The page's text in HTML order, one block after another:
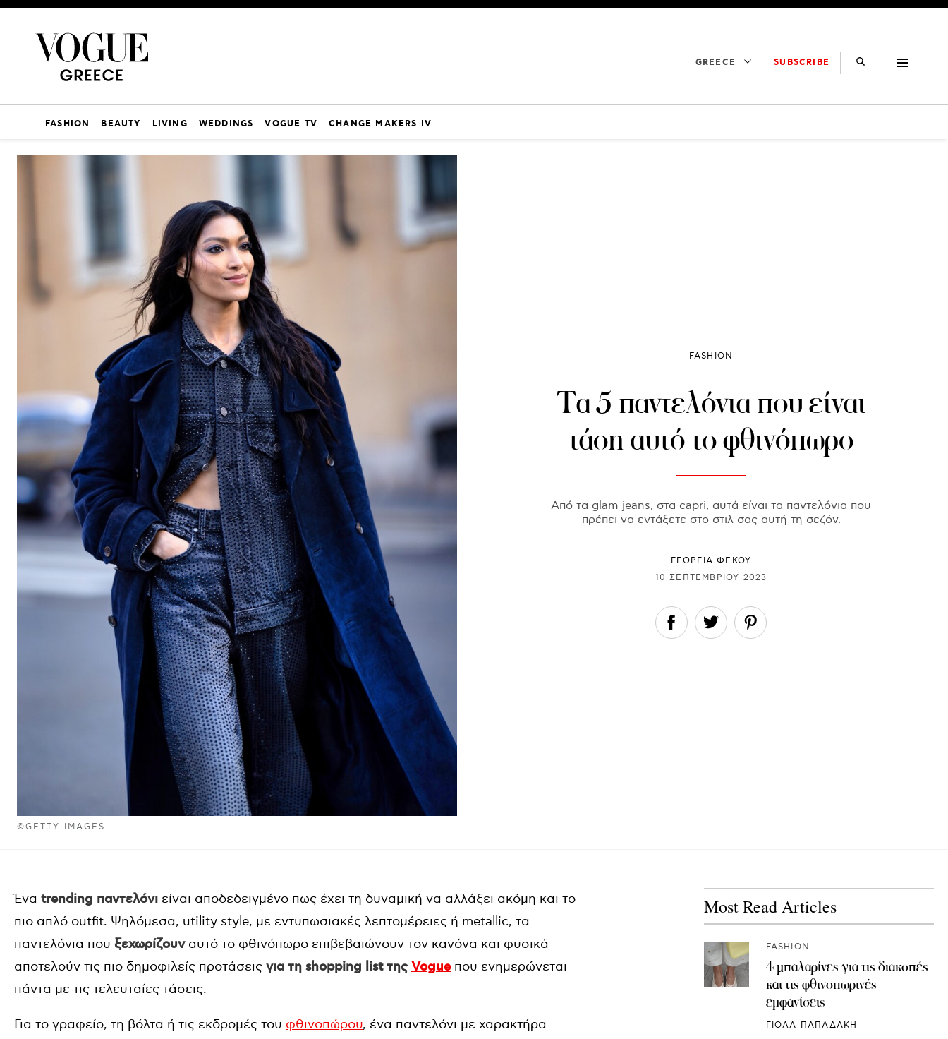
GREECE SUBSCRIBE
FASHION BEAUTY LIVING WEDDINGS VOGUE TV CHANGE MAKERS IV
©GETTY IMAGES
FASHION
Τα 5 παντελόνια που είναι
τάση αυτό το φθινόπωρο
Από τα glam jeans, στα capri, αυτά είναι τα παντελόνια που
πρέπει να εντάξετε στο στιλ σας αυτή τη σεζόν.
ΓΕΩΡΓΙΑ ΦΕΚΟΥ
10 ΣΕΠΤΕΜΒΡΊΟΥ 2023
Ένα trending παντελόνι είναι αποδεδειγμένο πως έχει τη δυναμική να αλλάξει ακόμη και το
πιο απλό outfit. Ψηλόμεσα, utility style, με εντυπωσιακές λεπτομέρειες ή metallic, τα
παντελόνια που ξεχωρίζουναυτό το φθινόπωρο επιβεβαιώνουν τον κανόνα και φυσικά
αποτελούν τις πιο δημοφιλείς προτάσεις για τη shopping list της Vogueπου ενημερώνεται
πάντα με τις τελευταίες τάσεις.
Για το γραφείο, τη βόλτα ή τις εκδρομές του φθινοπώρου, ένα παντελόνι με χαρακτήρα
Most Read Articles
FASHION
4 μπαλαρίνες για τις διακοπές
και τις φθινοπωρινές
εμφανίσεις
ΓΙΟΛΑ ΠΑΠΑΔΑΚΗ